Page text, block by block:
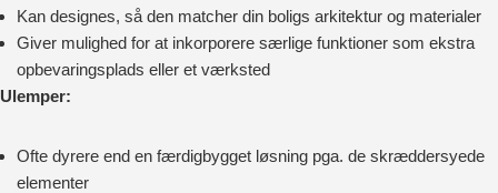
Kan designes, så den matcher din boligs arkitektur og materialer
Giver mulighed for at inkorporere særlige funktioner som ekstra
opbevaringsplads eller et værksted
Ulemper:
Ofte dyrere end en færdigbygget løsning pga. de skræddersyede
elementer